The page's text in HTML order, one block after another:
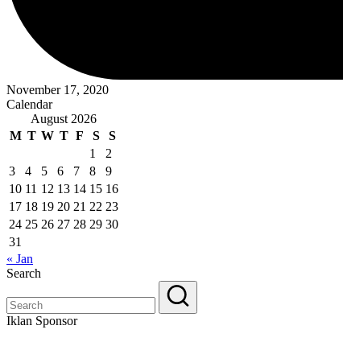
November 17, 2020
Calendar
August 2026
M T W T F S
S
1
2
3
4 5 6 7 8
9
10 11 12 13 14 15 16
17 18 19 20 21 22 23
24 25 26 27 28 29 30
31
« Jan
Search
Iklan Sponsor